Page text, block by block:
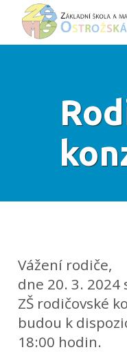
Vážení rodiče,
dne 20. 3.
ZŠ rodičovské
budou k
18:00 hodin.